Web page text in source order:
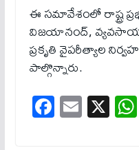
ఈ సమావేశంలో రాష్ట్ర
విజయానంద్,
ప్రకృతి వైపరీత్యాల
పాల్గొన్నారు.
Fa
ce
E
m
X W
ha